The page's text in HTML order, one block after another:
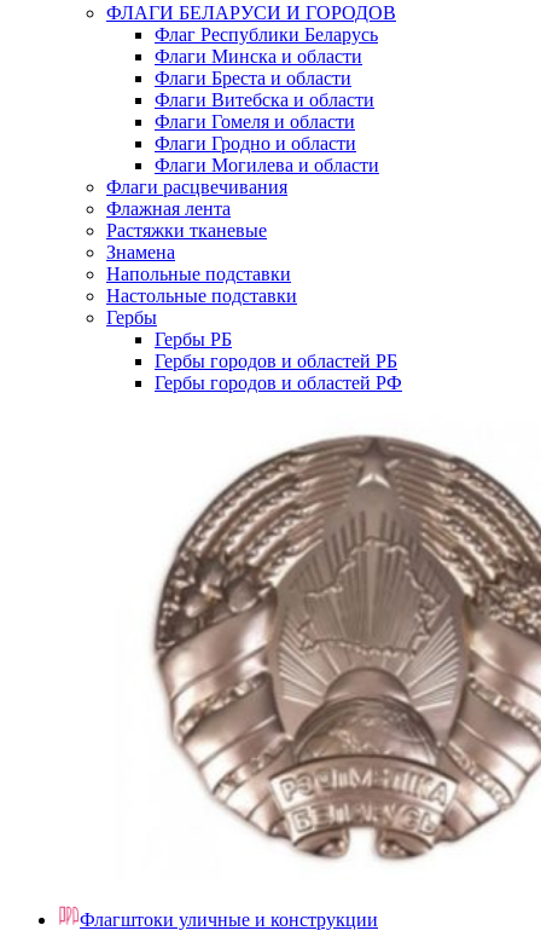
ФЛАГИ БЕЛАРУСИ И ГОРОДОВ
Флаг Республики Беларусь
Флаги Минска и области
Флаги Бреста и области
Флаги Витебска и области
Флаги Гомеля и области
Флаги Гродно и области
Флаги Могилева и области
Флаги расцвечивания
Флажная лента
Растяжки тканевые
Знамена
Напольные подставки
Настольные подставки
Гербы
Гербы РБ
Гербы городов и областей РБ
Гербы городов и областей РФ
Флагштоки уличные и конструкции